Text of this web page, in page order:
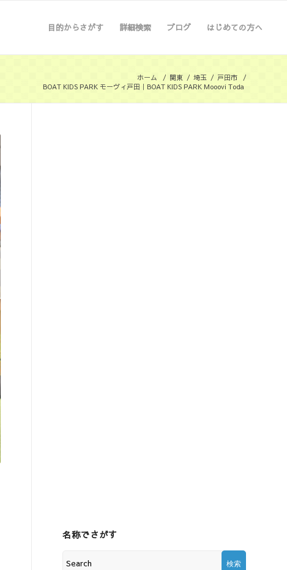
目的からさがす 詳細検索 ブログ はじめての方へ
ホーム / 関東 / 埼玉 / 戸田市
/
BOAT KIDS PARK モーヴィ戸田｜BOAT KIDS PARK Mooovi Toda
名称でさがす